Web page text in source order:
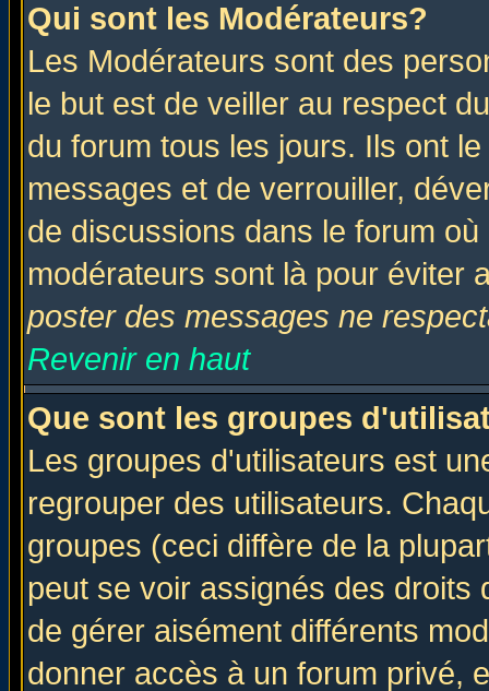
Qui sont les Modérateurs?
Les Modérateurs sont des
le but est de veiller au respect
du forum tous les jours. Ils ont
messages et de verrouiller,
de discussions dans le forum
modérateurs sont là pour éviter
poster des messages ne
Revenir en haut
Que sont les groupes
Les groupes d'utilisateurs est
regrouper des utilisateurs.
groupes (ceci diffère de la
peut se voir assignés des
de gérer aisément différents
donner accès à un forum privé,